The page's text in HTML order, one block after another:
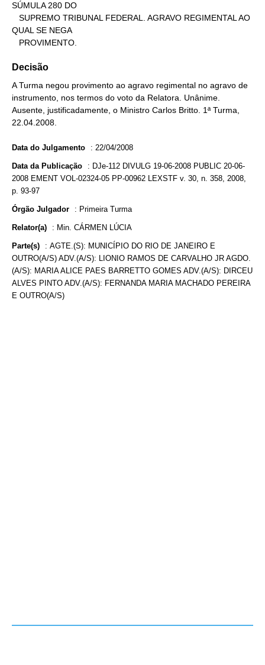
SÚMULA 280 DO
QUAL SE NEGA
   PROVIMENTO.
Decisão
A Turma negou provimento ao agravo regimental no agravo de
instrumento, nos termos do voto da Relatora. Unânime.
Ausente, justificadamente, o Ministro Carlos Britto. 1ª Turma,
22.04.2008.
Data do Julgamento : 22/04/2008
Data da Publicação : DJe-112 DIVULG 19-06-2008 PUBLIC 20-06-
2008 EMENT VOL-02324-05 PP-00962 LEXSTF v. 30, n. 358, 2008,
p. 93-97
Órgão Julgador : Primeira Turma
Relator(a) : Min. CÁRMEN LÚCIA
Parte(s) : AGTE.(S): MUNICÍPIO DO RIO DE JANEIRO E
OUTRO(A/S) ADV.(A/S): LIONIO RAMOS DE CARVALHO JR AGDO.
(A/S): MARIA ALICE PAES BARRETTO GOMES ADV.(A/S): DIRCEU
ALVES PINTO ADV.(A/S): FERNANDA MARIA MACHADO PEREIRA
E OUTRO(A/S)